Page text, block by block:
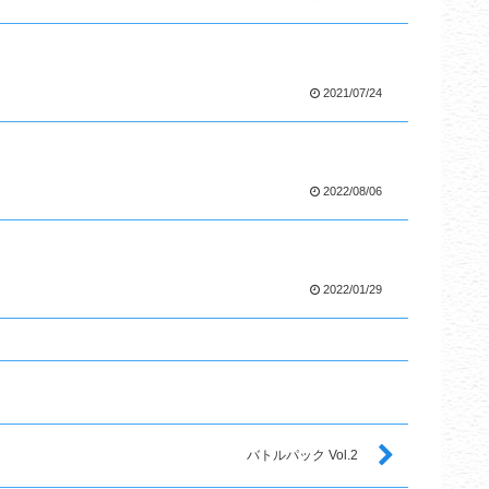
2021/07/24
2022/08/06
2022/01/29
バトルパック Vol.2